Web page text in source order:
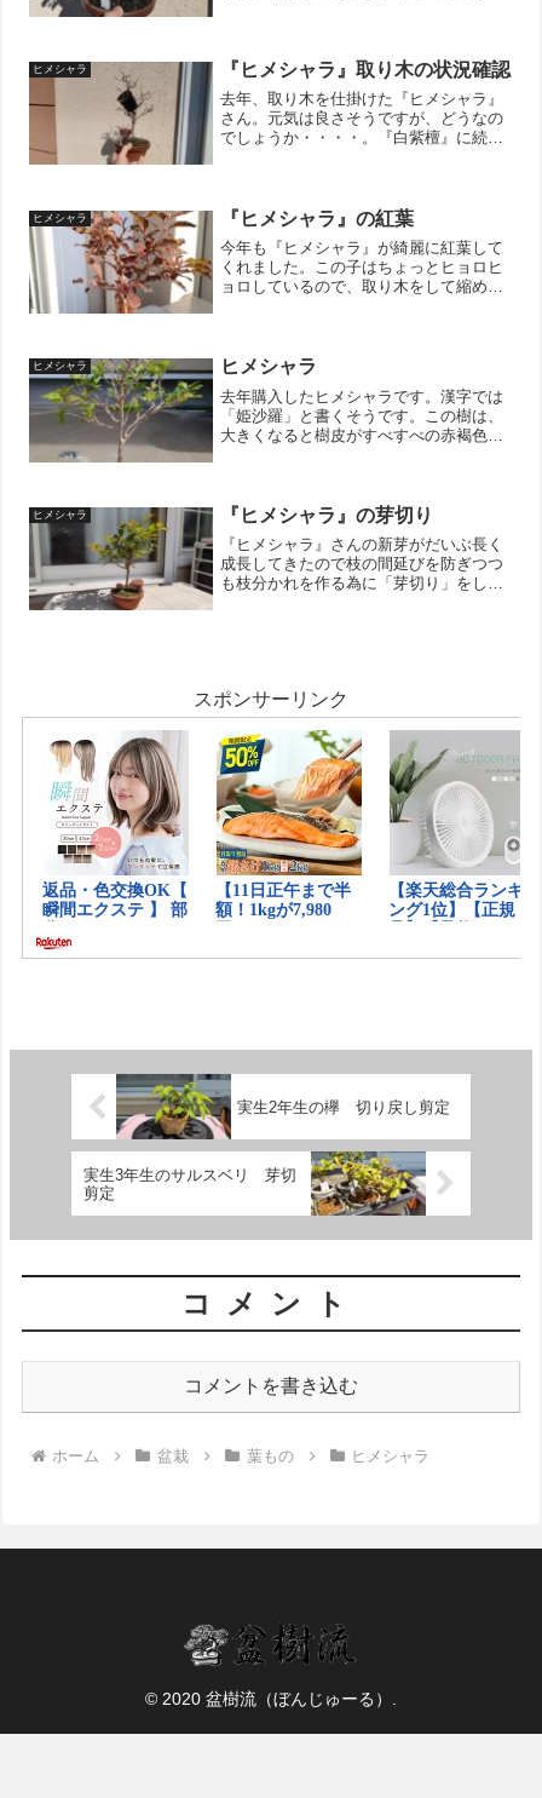
チッとしていただけると...
ヒメシャラ 『ヒメシャラ』取り木の状況確認
去年、取り木を仕掛けた『ヒメシャラ』
さん。元気は良さそうですが、どうなの
でしょうか・・・・。『白紫檀』に続い
り直しです。結構強気で削...
ヒメシャラ 『ヒメシャラ』の紅葉
今年も『ヒメシャラ』が綺麗に紅葉して
くれました。この子はちょっとヒョロヒ
ョロしているので、取り木をして縮めよ
が大事ですね！↓ブログ村...
ヒメシャラ ヒメシャラ
去年購入したヒメシャラです。漢字では
「姫沙羅」と書くそうです。この樹は、
大きくなると樹皮がすべすべの赤褐色に
す。ヒメシャラの大木10...
ヒメシャラ 『ヒメシャラ』の芽切り
『ヒメシャラ』さんの新芽がだいぶ長く
成長してきたので枝の間延びを防ぎつつ
も枝分かれを作る為に「芽切り」をしま
スポンサーリンク
実生2年生の欅 切り戻し剪定
実生3年生のサルスベリ 芽切
剪定
コメント
コメントを書き込む
ホーム 盆栽 葉もの ヒメシャラ
© 2020 盆樹流（ぼんじゅーる）.